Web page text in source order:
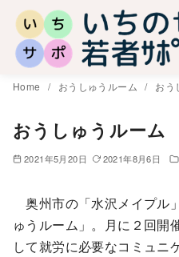
Home おうしゅうルーム おう
おうしゅうルーム
2021年5月20日 2021年8月6日
奥州市の「水沢メイプル
ゅうルーム」。月に２回開
して就労に必要なコミュニ